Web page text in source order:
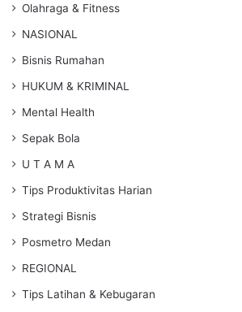
Olahraga & Fitness
NASIONAL
Bisnis Rumahan
HUKUM & KRIMINAL
Mental Health
Sepak Bola
U T A M A
Tips Produktivitas Harian
Strategi Bisnis
Posmetro Medan
REGIONAL
Tips Latihan & Kebugaran